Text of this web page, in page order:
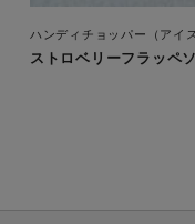
ハンディチョッパー（アイ
ストロベリーフラッペ